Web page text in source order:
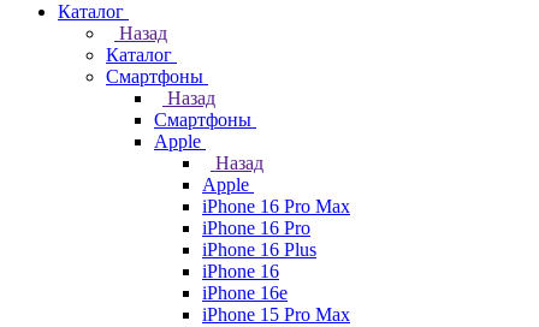
Каталог
Назад
Каталог
Смартфоны
Назад
Смартфоны
Apple
Назад
Apple
iPhone 16 Pro Max
iPhone 16 Pro
iPhone 16 Plus
iPhone 16
iPhone 16e
iPhone 15 Pro Max